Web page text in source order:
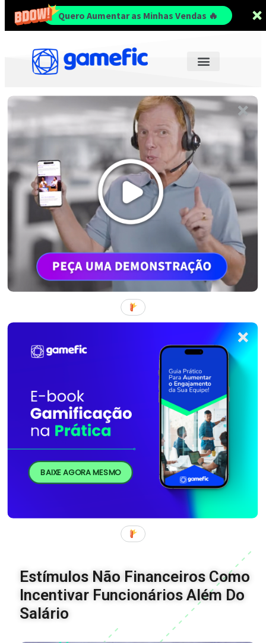
Quero Aumentar as Minhas Vendas 🔥
BAIXE AGORA MESMO
Estímulos Não Financeiros Como
Incentivar Funcionários Além Do
Salário